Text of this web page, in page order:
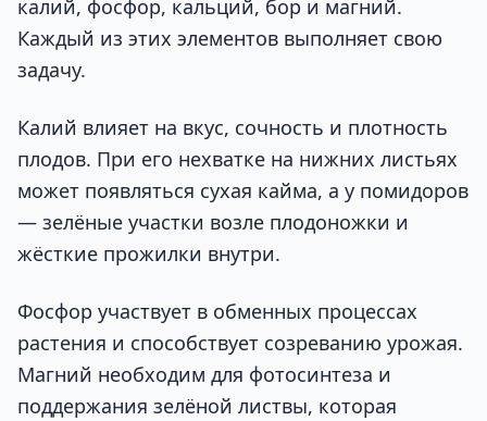
калий, фосфор, кальций, бор и магний.
Каждый из этих элементов выполняет свою
задачу.
Калий влияет на вкус, сочность и плотность
плодов. При его нехватке на нижних листьях
может появляться сухая кайма, а у помидоров
— зелёные участки возле плодоножки и
жёсткие прожилки внутри.
Фосфор участвует в обменных процессах
растения и способствует созреванию урожая.
Магний необходим для фотосинтеза и
поддержания зелёной листвы, которая